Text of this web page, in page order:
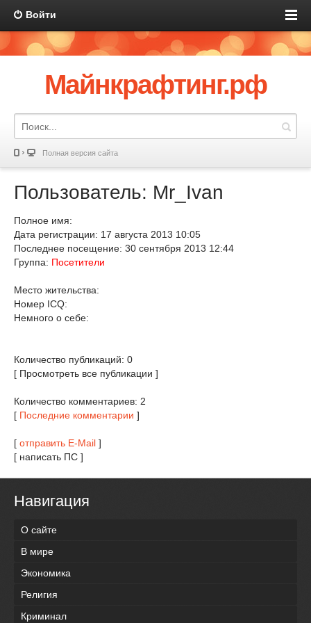
Войти
Майнкрафтинг.рф
Полная версия сайта
Пользователь: Mr_Ivan
Полное имя:
Дата регистрации: 17 августа 2013 10:05
Последнее посещение: 30 сентября 2013 12:44
Группа: Посетители
Место жительства:
Номер ICQ:
Немного о себе:
Количество публикаций: 0
[ Просмотреть все публикации ]
Количество комментариев: 2
[ Последние комментарии ]
[ отправить E-Mail ]
[ написать ПС ]
Навигация
О сайте
В мире
Экономика
Религия
Криминал